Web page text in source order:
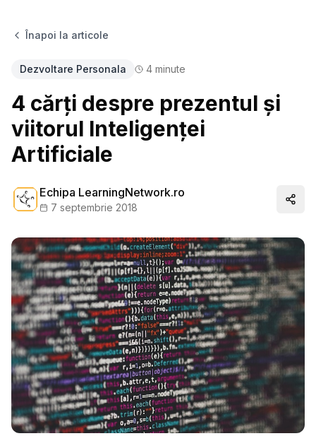
Înapoi la articole
Dezvoltare Personala 4 minute
4 cărți despre prezentul și
viitorul Inteligenței
Artificiale
Echipa LearningNetwork.ro
7 septembrie 2018